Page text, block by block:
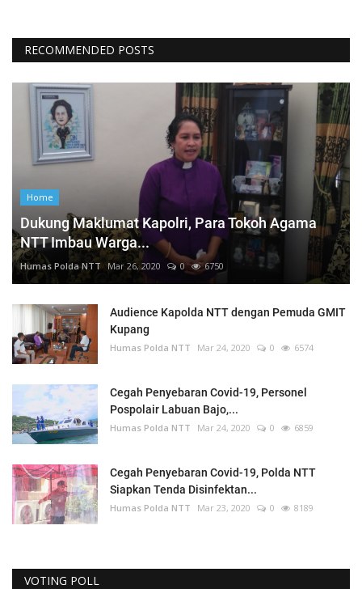
RECOMMENDED POSTS
Home
Dukung Maklumat Kapolri, Para Tokoh Agama
NTT Imbau Warga...
Humas Polda NTT Mar 26, 2020 0 6750
Audience Kapolda NTT dengan Pemuda GMIT
Kupang
Humas Polda NTT Mar 24, 2020 0 6574
Cegah Penyebaran Covid-19, Personel
Pospolair Labuan Bajo,...
Humas Polda NTT Mar 24, 2020 0 6859
Cegah Penyebaran Covid-19, Polda NTT
Siapkan Tenda Disinfektan...
Humas Polda NTT Mar 23, 2020 0 8189
VOTING POLL